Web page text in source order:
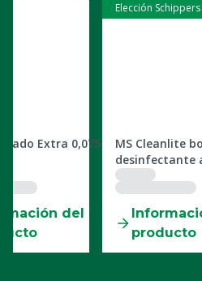
Extra 0,075
del
Elección Schippers
MS Cleanlite
desinfectante
37
producto